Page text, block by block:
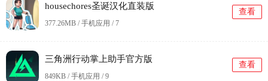
housechores圣诞汉化直装版
377.26MB / 手机应用 /7
查看
三角洲行动掌上助手官方版
849KB / 手机应用 /9
查看